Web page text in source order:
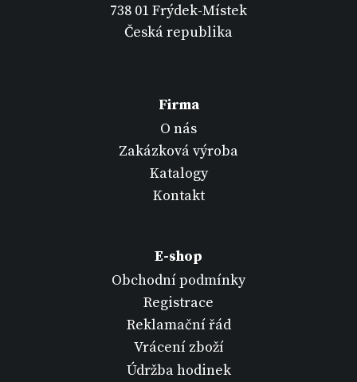
738 01 Frýdek-Místek
Česká republika
Firma
O nás
Zakázková výroba
Katalogy
Kontakt
E-shop
Obchodní podmínky
Registrace
Reklamační řád
Vrácení zboží
Údržba hodinek